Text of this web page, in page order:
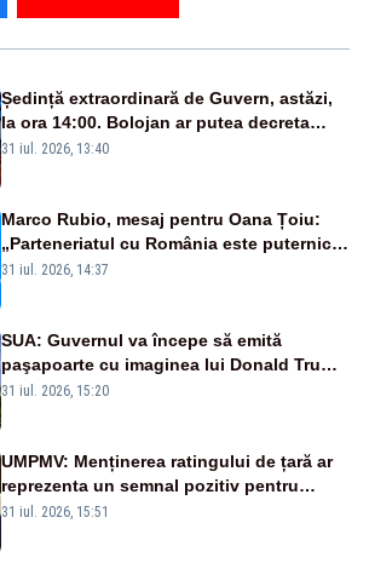
Ședință extraordinară de Guvern, astăzi,
la ora 14:00. Bolojan ar putea decreta
stare de urgență energetică
31 iul. 2026, 13:40
Marco Rubio, mesaj pentru Oana Țoiu:
„Parteneriatul cu România este puternic
și prețuit”
31 iul. 2026, 14:37
SUA: Guvernul va începe să emită
paşapoarte cu imaginea lui Donald Trump
începând cu 8 august
31 iul. 2026, 15:20
UMPMV: Menținerea ratingului de țară ar
reprezenta un semnal pozitiv pentru
România. Autoritățile trebuie să continue
31 iul. 2026, 15:51